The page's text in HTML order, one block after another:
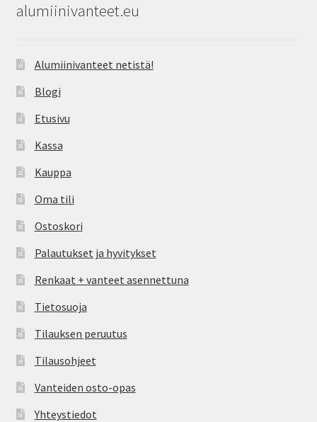
alumiinivanteet.eu
Alumiinivanteet netistä!
Blogi
Etusivu
Kassa
Kauppa
Oma tili
Ostoskori
Palautukset ja hyvitykset
Renkaat + vanteet asennettuna
Tietosuoja
Tilauksen peruutus
Tilausohjeet
Vanteiden osto-opas
Yhteystiedot